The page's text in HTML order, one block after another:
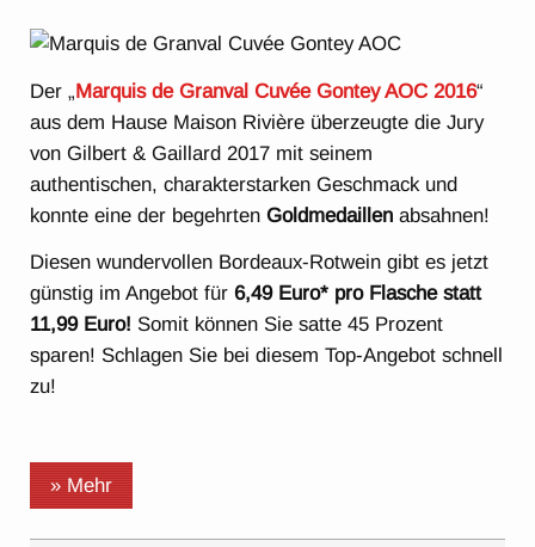
Der „Marquis de Granval Cuvée Gontey AOC 2016“
aus dem Hause Maison Rivière überzeugte die Jury
von Gilbert & Gaillard 2017 mit seinem
authentischen, charakterstarken Geschmack und
konnte eine der begehrtenGoldmedaillen absahnen!
Diesen wundervollen Bordeaux-Rotwein gibt es jetzt
günstig im Angebot für6,49 Euro* pro Flasche statt
11,99 Euro! Somit können Sie satte 45 Prozent
sparen! Schlagen Sie bei diesem Top-Angebot schnell
zu!
» Mehr